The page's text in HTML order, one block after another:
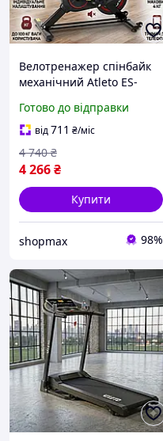
Велотренажер спінбайк
механічний Atleto ES-
маховик 4 кг)
Готово до відправки
від711 ₴/міс
4 266₴
4 740 ₴
Купити
shopmax 98%